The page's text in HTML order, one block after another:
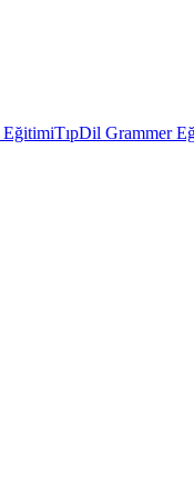
TıpDil Grammer